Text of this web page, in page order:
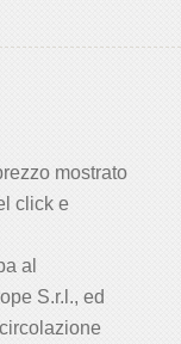
mostrato
click e
al
S.r.l., ed